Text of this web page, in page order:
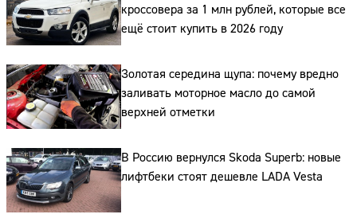
кроссовера за 1 млн рублей, которые все
ещё стоит купить в 2026 году
Золотая середина щупа: почему вредно
заливать моторное масло до самой
верхней отметки
В Россию вернулся Skoda Superb: новые
лифтбеки стоят дешевле LADA Vesta